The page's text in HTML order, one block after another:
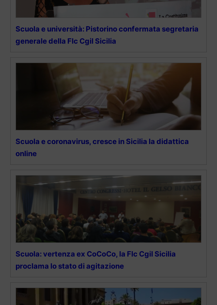
Scuola e università: Pistorino confermata segretaria
generale della Flc Cgil Sicilia
Scuola e coronavirus, cresce in Sicilia la didattica
online
Scuola: vertenza ex CoCoCo, la Flc Cgil Sicilia
proclama lo stato di agitazione